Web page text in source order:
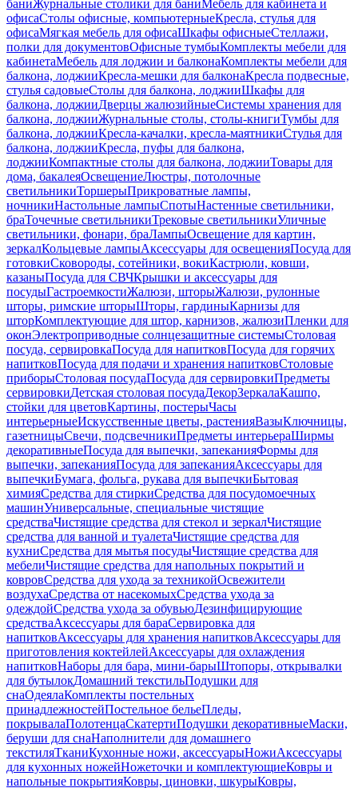
баниЖурнальные столики для баниМебель для кабинета и
офисаСтолы офисные, компьютерныеКресла, стулья для
офисаМягкая мебель для офисаШкафы офисныеСтеллажи,
полки для документовОфисные тумбыКомплекты мебели для
кабинетаМебель для лоджии и балконаКомплекты мебели для
балкона, лоджииКресла-мешки для балконаКресла подвесные,
стулья садовыеСтолы для балкона, лоджииШкафы для
балкона, лоджииДверцы жалюзийныеСистемы хранения для
балкона, лоджииЖурнальные столы, столы-книгиТумбы для
балкона, лоджииКресла-качалки, кресла-маятникиСтулья для
балкона, лоджииКресла, пуфы для балкона,
лоджииКомпактные столы для балкона, лоджииТовары для
дома, бакалеяОсвещениеЛюстры, потолочные
светильникиТоршерыПрикроватные лампы,
ночникиНастольные лампыСпотыНастенные светильники,
браТочечные светильникиТрековые светильникиУличные
светильники, фонари, браЛампыОсвещение для картин,
зеркалКольцевые лампыАксессуары для освещенияПосуда для
готовкиСковороды, сотейники, вокиКастрюли, ковши,
казаныПосуда для СВЧКрышки и аксессуары для
посудыГастроемкостиЖалюзи, шторыЖалюзи, рулонные
шторы, римские шторыШторы, гардиныКарнизы для
шторКомплектующие для штор, карнизов, жалюзиПленки для
оконЭлектроприводные солнцезащитные системыСтоловая
посуда, сервировкаПосуда для напитковПосуда для горячих
напитковПосуда для подачи и хранения напитковСтоловые
приборыСтоловая посудаПосуда для сервировкиПредметы
сервировкиДетская столовая посудаДекорЗеркалаКашпо,
стойки для цветовКартины, постерыЧасы
интерьерныеИскусственные цветы, растенияВазыКлючницы,
газетницыСвечи, подсвечникиПредметы интерьераШирмы
декоративныеПосуда для выпечки, запеканияФормы для
выпечки, запеканияПосуда для запеканияАксессуары для
выпечкиБумага, фольга, рукава для выпечкиБытовая
химияСредства для стиркиСредства для посудомоечных
машинУниверсальные, специальные чистящие
средстваЧистящие средства для стекол и зеркалЧистящие
средства для ванной и туалетаЧистящие средства для
кухниСредства для мытья посудыЧистящие средства для
мебелиЧистящие средства для напольных покрытий и
ковровСредства для ухода за техникойОсвежители
воздухаСредства от насекомыхСредства ухода за
одеждойСредства ухода за обувьюДезинфицирующие
средстваАксессуары для бараСервировка для
напитковАксессуары для хранения напитковАксессуары для
приготовления коктейлейАксессуары для охлаждения
напитковНаборы для бара, мини-барыШтопоры, открывалки
для бутылокДомашний текстильПодушки для
снаОдеялаКомплекты постельных
принадлежностейПостельное бельеПледы,
покрывалаПолотенцаСкатертиПодушки декоративныеМаски,
беруши для снаНаполнители для домашнего
текстиляТканиКухонные ножи, аксессуарыНожиАксессуары
для кухонных ножейНожеточки и комплектующиеКовры и
напольные покрытияКовры, циновки, шкурыКовры,